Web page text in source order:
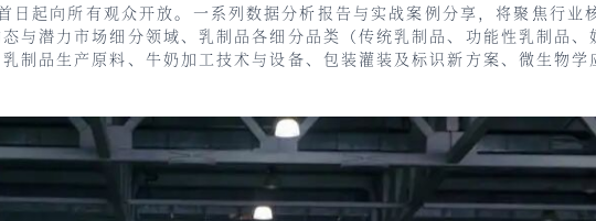
起向所有观众开放。一系列数据分析报告与实战案例分享，将聚焦行业
与潜力市场细分领域、乳制品各细分品类（传统乳制品、功能性乳制品、
制品生产原料、牛奶加工技术与设备、包装灌装及标识新方案、微生物学